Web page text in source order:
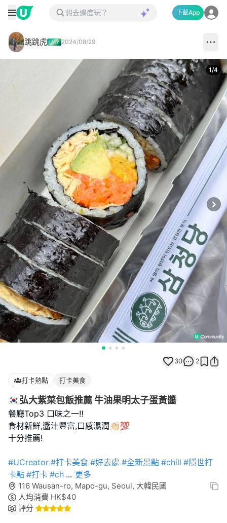
下載App
跳跳虎 2024/08/29
1/4
30 2
打卡熱點 打卡美食
🇰🇷弘大紫菜包飯推薦 牛油果明太子蛋黃醬
餐廳Top3 口味之一‼️
食材新鮮,醬汁豐富,口感濕潤👏🏻💯
十分推薦!
#UCreator #打卡美食 #好去處 #全新景點 #chill #隱世打
卡點 #打卡 #ch ... 更多
116 Wausan-ro, Mapo-gu, Seoul, 大韓民國
人均消費 HK$40
評分